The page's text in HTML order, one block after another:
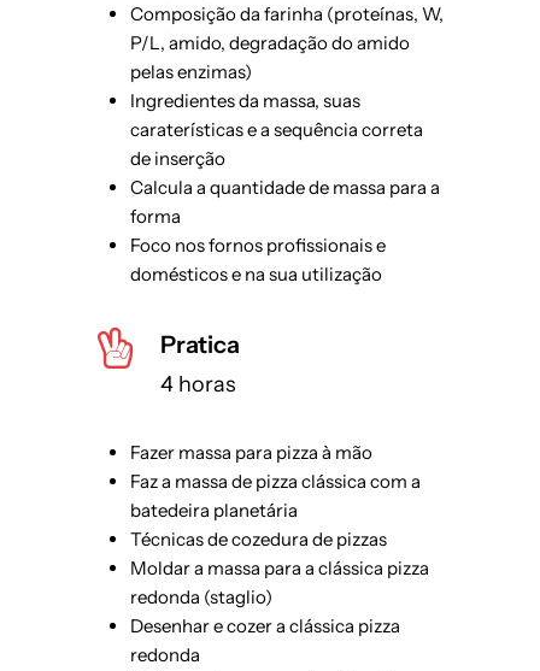
Composição da farinha (proteínas, W,
P/L, amido, degradação do amido
pelas enzimas)
Ingredientes da massa, suas
caraterísticas e a sequência correta
de inserção
Calcula a quantidade de massa para a
forma
Foco nos fornos profissionais e
domésticos e na sua utilização
Pratica
4 horas
Fazer massa para pizza à mão
Faz a massa de pizza clássica com a
batedeira planetária
Técnicas de cozedura de pizzas
Moldar a massa para a clássica pizza
redonda (staglio)
Desenhar e cozer a clássica pizza
redonda